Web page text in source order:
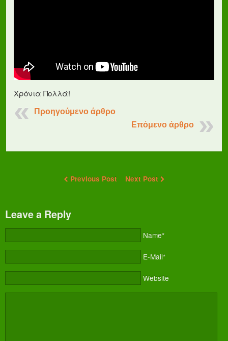
Χρόνια Πολλά!
Προηγούμενο άρθρο
Επόμενο άρθρο
Previous Post Next Post
Leave a Reply
Name*
E-Mail*
Website